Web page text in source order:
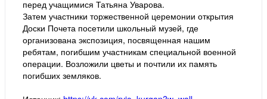
перед учащимися Татьяна Уварова.
Затем участники торжественной церемонии открытия
Доски Почета посетили школьный музей, где
организована экспозиция, посвященная нашим
ребятам, погибшим участникам специальной военной
операции. Возложили цветы и почтили их память
погибших земляков.